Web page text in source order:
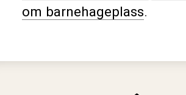
om barnehageplass.